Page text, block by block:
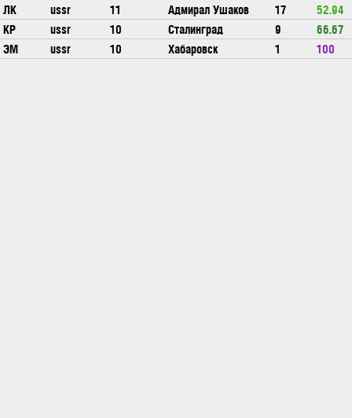
ЛК
ussr 11 Адмирал Ушаков 17
52.94
КР
ussr 10 Сталинград 9
66.67
ЭМ
ussr 10 Хабаровск 1 100